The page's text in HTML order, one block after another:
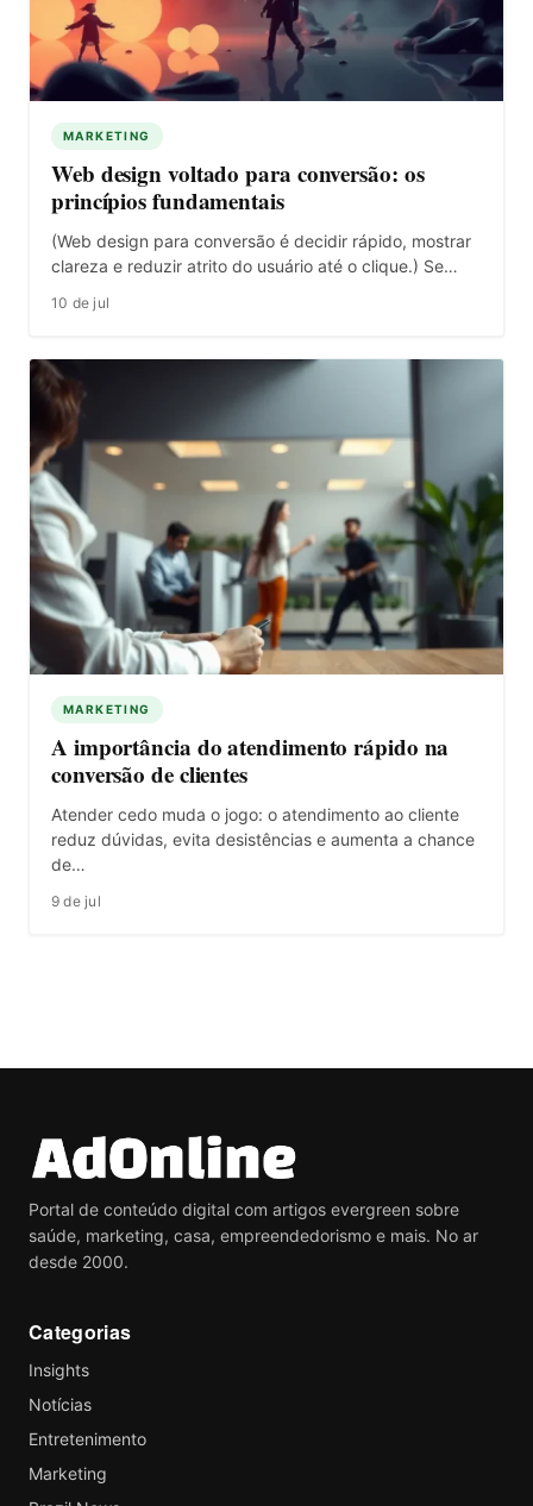
MARKETING
Web design voltado para conversão: os
princípios fundamentais
(Web design para conversão é decidir rápido, mostrar
clareza e reduzir atrito do usuário até o clique.) Se…
10 de jul
MARKETING
A importância do atendimento rápido na
conversão de clientes
Atender cedo muda o jogo: o atendimento ao cliente
reduz dúvidas, evita desistências e aumenta a chance
de…
9 de jul
Portal de conteúdo digital com artigos evergreen sobre
saúde, marketing, casa, empreendedorismo e mais. No ar
desde 2000.
Categorias
Insights
Notícias
Entretenimento
Marketing